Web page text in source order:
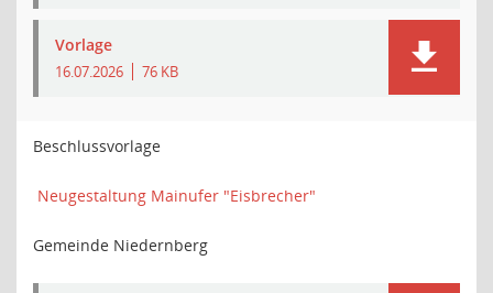
Vorlage
16.07.2026 76 KB
Beschlussvorlage
Neugestaltung Mainufer "Eisbrecher"
Gemeinde Niedernberg